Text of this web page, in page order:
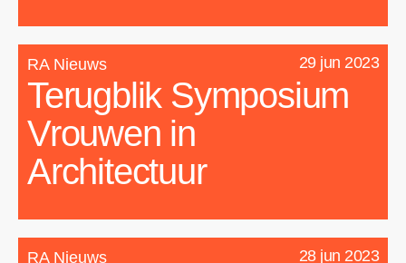
RA Nieuws 29 jun 2023
Terugblik Symposium
Vrouwen in
Architectuur
RA Nieuws 28 jun 2023